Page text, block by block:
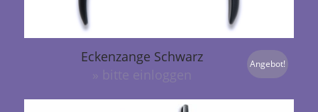
Eckenzange Schwarz
» bitte einloggen
Angebot!